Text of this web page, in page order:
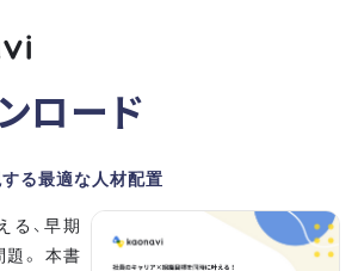
ロード
る最適な人材配置
る、早期
。 本書